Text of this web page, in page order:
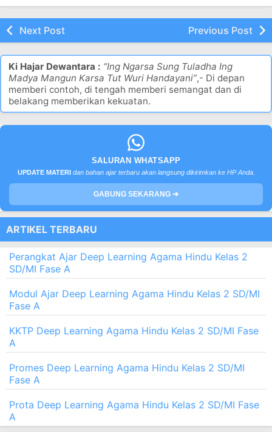
Lengkap
Lengkap
Next Post Previous Post
Ki Hajar Dewantara : “Ing Ngarsa Sung Tuladha Ing
Madya Mangun Karsa Tut Wuri Handayani”,- Di depan
memberi contoh, di tengah memberi semangat dan di
belakang memberikan kekuatan.
SALURAN WHATSAPP
UPDATE MATERI dan bahan ajar terbaru akan langsung dikirimkan ke HP Anda.
GABUNG SEKARANG ➔
ARTIKEL TERBARU
Perangkat Ajar Deep Learning Agama Hindu Kelas 2
SD/MI Fase A
Modul Ajar Deep Learning Agama Hindu Kelas 2 SD/MI
Fase A
KKTP Deep Learning Agama Hindu Kelas 2 SD/MI Fase
A
Promes Deep Learning Agama Hindu Kelas 2 SD/MI
Fase A
Prota Deep Learning Agama Hindu Kelas 2 SD/MI Fase
A